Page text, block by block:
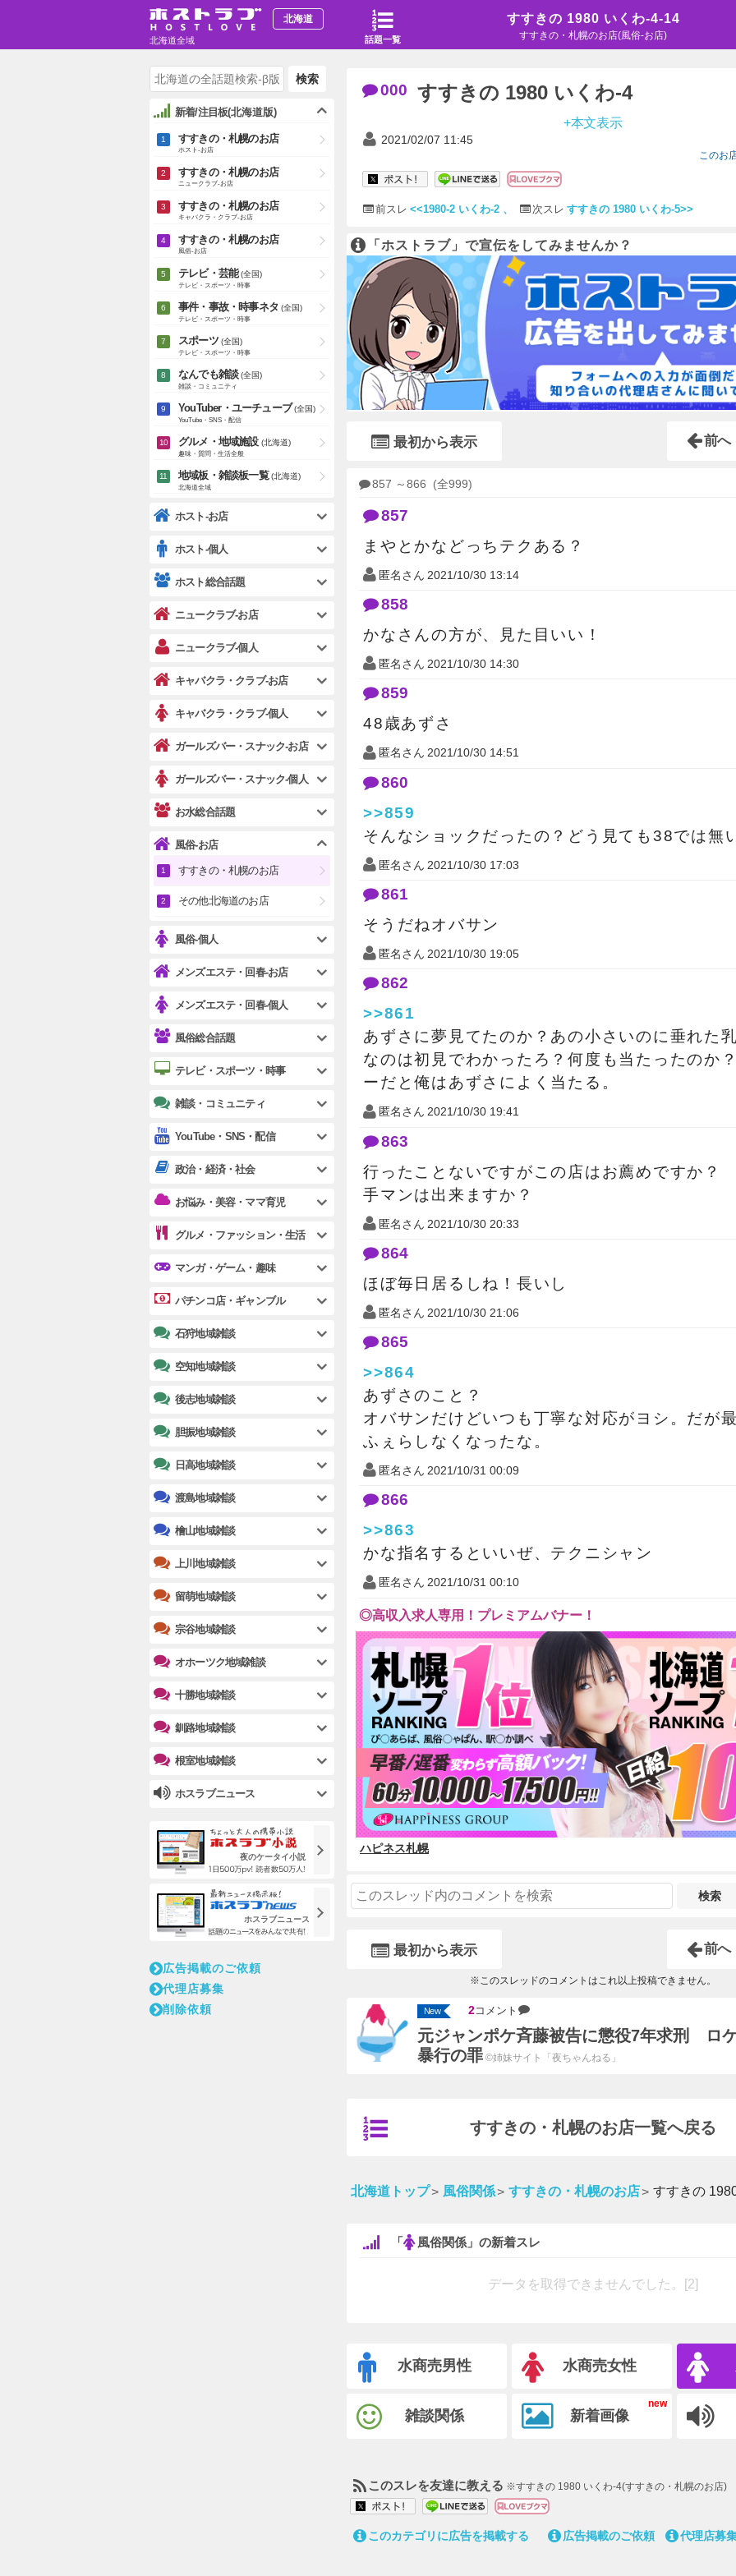
すすきの 1980 いくわ-4-14
すすきの・札幌のお店(風俗-お店)
話題一覧
北海道
北海道全域
000 すすきの 1980 いくわ-4
+本文表示
2021/02/07 11:45
このお
前スレ <<1980-2 いくわ-2 、 次スレ すすきの 1980 いくわ-5>>
「ホストラブ」で宣伝をしてみませんか？
最初から表示 前へ
857 ～866 (全999)
857
まやとかなどっちテクある？
匿名さん 2021/10/30 13:14
858
かなさんの方が、見た目いい！
匿名さん 2021/10/30 14:30
859
48歳あずさ
匿名さん 2021/10/30 14:51
860
>>859
そんなショックだったの？どう見ても38では無
匿名さん 2021/10/30 17:03
861
そうだねオバサン
匿名さん 2021/10/30 19:05
862
>>861
あずさに夢見てたのか？あの小さいのに垂れた
なのは初見でわかったろ？何度も当たったのか
ーだと俺はあずさによく当たる。
匿名さん 2021/10/30 19:41
863
行ったことないですがこの店はお薦めですか？
手マンは出来ますか？
匿名さん 2021/10/30 20:33
864
ほぼ毎日居るしね！長いし
匿名さん 2021/10/30 21:06
865
>>864
あずさのこと？
オバサンだけどいつも丁寧な対応がヨシ。だが
ふぇらしなくなったな。
匿名さん 2021/10/31 00:09
866
>>863
かな指名するといいぜ、テクニシャン
匿名さん 2021/10/31 00:10
◎高収入求人専用！プレミアムバナー！
ハピネス札幌
検索
最初から表示 前へ
※このスレッドのコメントはこれ以上投稿できません。
New 2コメント
元ジャンポケ斉藤被告に懲役7年求刑 ロ
暴行の罪 ©姉妹サイト「夜ちゃんねる」
すすきの・札幌のお店一覧へ戻る
北海道トップ 風俗関係 すすきの・札幌のお店 すすきの
「 風俗関係」の新着スレ
データを取得できませんでした。[2]
水商売男性 水商売女性
雑談関係 新着画像
このスレを友達に教える ※すすきの 1980 いくわ-4(すすきの・札幌のお店)
このカテゴリに広告を掲載する 広告掲載のご依頼 代理店募
検索
新着/注目板(北海道版)
すすきの・札幌のお店
ホスト-お店
すすきの・札幌のお店
ニュークラブ-お店
すすきの・札幌のお店
キャバクラ・クラブ-お店
すすきの・札幌のお店
風俗-お店
テレビ・芸能 (全国)
テレビ・スポーツ・時事
事件・事故・時事ネタ (全国)
テレビ・スポーツ・時事
スポーツ (全国)
テレビ・スポーツ・時事
なんでも雑談 (全国)
雑談・コミュニティ
YouTuber・ユーチューブ (全国)
YouTube・SNS・配信
グルメ・地域施設 (北海道)
趣味・質問・生活全般
地域板・雑談板一覧 (北海道)
北海道全域
ホスト-お店
ホスト-個人
ホスト総合話題
ニュークラブ-お店
ニュークラブ-個人
キャバクラ・クラブ-お店
キャバクラ・クラブ-個人
ガールズバー・スナック-お店
ガールズバー・スナック-個人
お水総合話題
風俗-お店
すすきの・札幌のお店
その他北海道のお店
風俗-個人
メンズエステ・回春-お店
メンズエステ・回春-個人
風俗総合話題
テレビ・スポーツ・時事
雑談・コミュニティ
YouTube・SNS・配信
政治・経済・社会
お悩み・美容・ママ育児
グルメ・ファッション・生活
マンガ・ゲーム・趣味
パチンコ店・ギャンブル
石狩地域雑談
空知地域雑談
後志地域雑談
胆振地域雑談
日高地域雑談
渡島地域雑談
檜山地域雑談
上川地域雑談
留萌地域雑談
宗谷地域雑談
オホーツク地域雑談
十勝地域雑談
釧路地域雑談
根室地域雑談
ホスラブニュース
夜のケータイ小説
ホスラブニュース
広告掲載のご依頼
代理店募集
削除依頼